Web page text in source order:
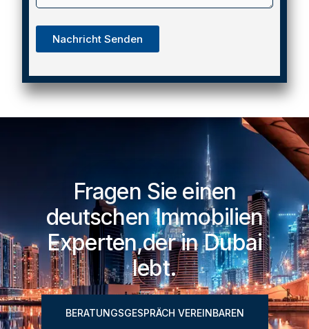
Nachricht Senden
Fragen Sie einen
deutschen Immobilien
Experten,der in Dubai
lebt.
BERATUNGSGESPRÄCH VEREINBAREN